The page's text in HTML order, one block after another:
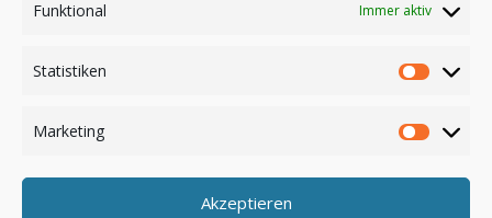
Funktional Immer aktiv
Statistiken
Marketing
Akzeptieren